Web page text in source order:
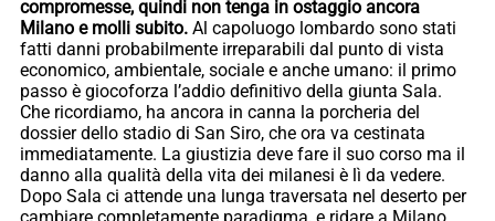
compromesse, quindi non tenga in ostaggio ancora
Milano e molli subito. Al capoluogo lombardo sono stati
fatti danni probabilmente irreparabili dal punto di vista
economico, ambientale, sociale e anche umano: il primo
passo è giocoforza l’addio definitivo della giunta Sala.
Che ricordiamo, ha ancora in canna la porcheria del
dossier dello stadio di San Siro, che ora va cestinata
immediatamente. La giustizia deve fare il suo corso ma il
danno alla qualità della vita dei milanesi è lì da vedere.
Dopo Sala ci attende una lunga traversata nel deserto per